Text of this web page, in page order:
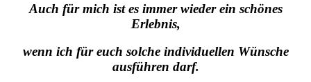
Auch für mich ist es immer wieder ein schönes
Erlebnis,
wenn ich für euch solche individuellen Wünsche
ausführen darf.